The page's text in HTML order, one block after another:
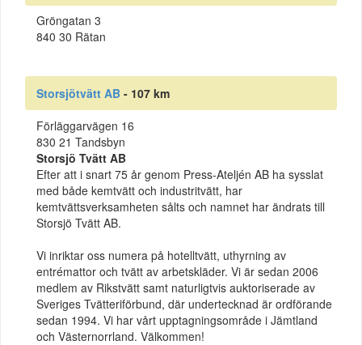
Gröngatan 3
840 30 Rätan
Storsjötvätt AB - 107 km
Förläggarvägen 16
830 21 Tandsbyn
Storsjö Tvätt AB
Efter att i snart 75 år genom Press-Ateljén AB ha sysslat
med både kemtvätt och industritvätt, har
kemtvättsverksamheten sålts och namnet har ändrats till
Storsjö Tvätt AB.
Vi inriktar oss numera på hotelltvätt, uthyrning av
entrémattor och tvätt av arbetskläder. Vi är sedan 2006
medlem av Rikstvätt samt naturligtvis auktoriserade av
Sveriges Tvätteriförbund, där undertecknad är ordförande
sedan 1994. Vi har vårt upptagningsområde i Jämtland
och Västernorrland. Välkommen!